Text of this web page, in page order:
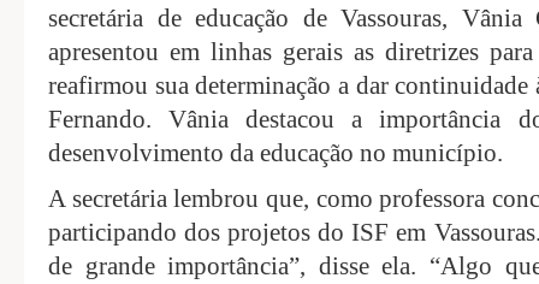
secretária de educação de Vassouras,
apresentou em linhas gerais as diretrizes
reafirmou sua determinação a dar
Fernando. Vânia destacou a importância
desenvolvimento da educação no município.
A secretária lembrou que, como professora
participando dos projetos do ISF em
de grande importância”, disse ela. “Algo